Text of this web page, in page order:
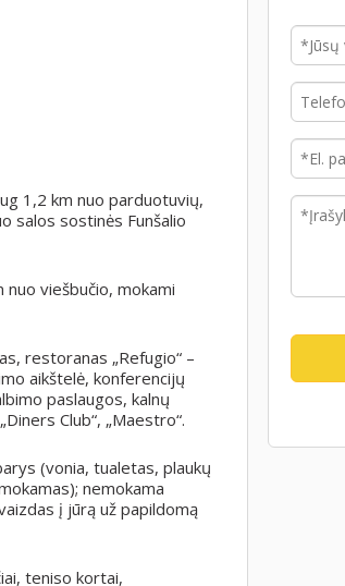
1,2 km nuo parduotuvių,
salos sostinės Funšalio
nuo viešbučio, mokami
restoranas „Refugio“ –
aikštelė, konferencijų
paslaugos, kalnų
Club“, „Maestro“.
(vonia, tualetas, plaukų
nemokama
į jūrą už papildomą
teniso kortai,